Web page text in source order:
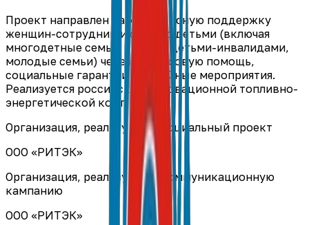
Проект направлен на комплексную поддержку
женщин-сотрудниц и семей с детьми (включая
многодетные семьи, семьи с детьми-инвалидами,
молодые семьи) через финансовую помощь,
социальные гарантии и семейные мероприятия.
Реализуется российской инновационной топливно-
энергетической компанией.
Организация, реализующая социальный проект
ООО «РИТЭК»
Организация, реализующая коммуникационную
кампанию
ООО «РИТЭК»